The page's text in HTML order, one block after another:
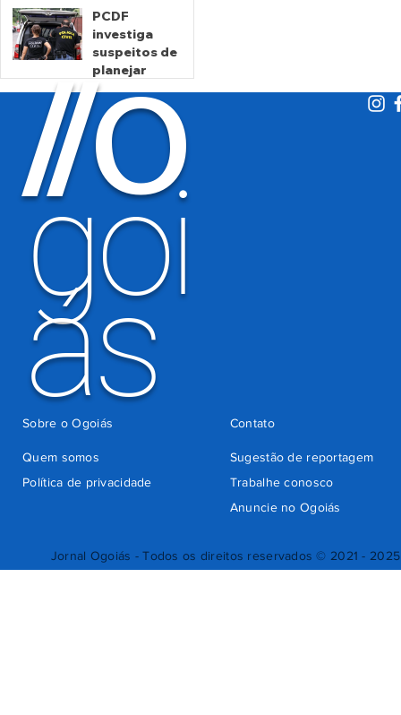
Goiás
há 2 horas
PCDF
investiga
suspeitos de
planejar
atentados no
período
eleitoral
há 2 dias
Jornal Ogoiás - Todos os direitos reservados © 2021 - 2025
//O
goi
ás
Quem somos
Sugestão de reportagem
Trabalhe conosco
Política de privacidade
Anuncie no Ogoiás
Contato
Sobre o Ogoiás